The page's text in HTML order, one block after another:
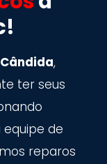
,
ter seus
de
reparos